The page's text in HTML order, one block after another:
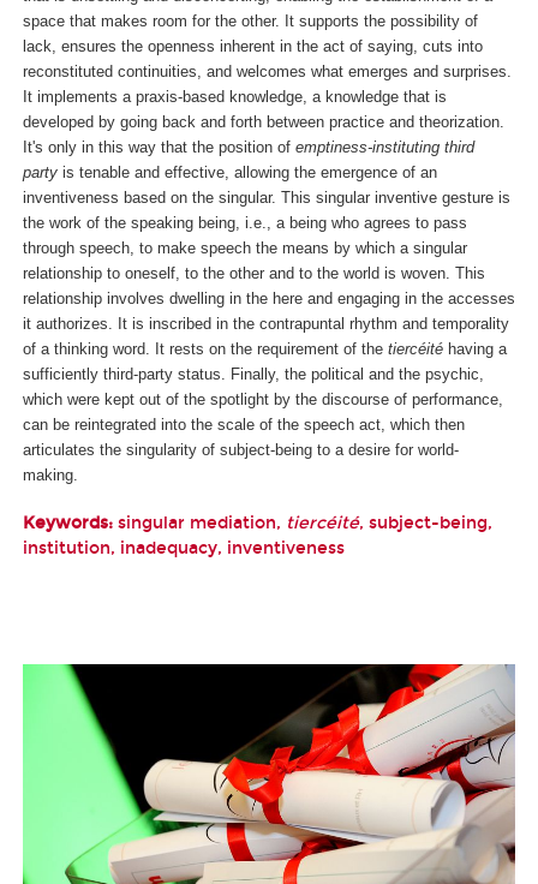
space that makes room for the other. It supports the possibility of
lack, ensures the openness inherent in the act of saying, cuts into
reconstituted continuities, and welcomes what emerges and surprises.
It implements a praxis-based knowledge, a knowledge that is
developed by going back and forth between practice and theorization.
It's only in this way that the position of emptiness-instituting third
party is tenable and effective, allowing the emergence of an
inventiveness based on the singular. This singular inventive gesture is
the work of the speaking being, i.e., a being who agrees to pass
through speech, to make speech the means by which a singular
relationship to oneself, to the other and to the world is woven. This
relationship involves dwelling in the here and engaging in the accesses
it authorizes. It is inscribed in the contrapuntal rhythm and temporality
of a thinking word. It rests on the requirement of the tiercéité having a
sufficiently third-party status. Finally, the political and the psychic,
which were kept out of the spotlight by the discourse of performance,
can be reintegrated into the scale of the speech act, which then
articulates the singularity of subject-being to a desire for world-
making.
Keywords: singular mediation, tiercéité, subject-being,
institution, inadequacy, inventiveness